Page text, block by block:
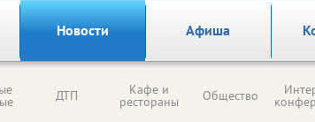
Новости Афиша
ДТП Кафе и
рестораны Общество